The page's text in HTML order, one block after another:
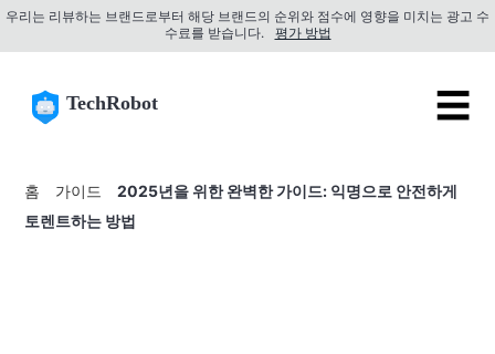
우리는 리뷰하는 브랜드로부터 해당 브랜드의 순위와 점수에 영향을 미치는 광고 수
수료를 받습니다.
평가 방법
TechRobot ☰
홈 가이드
2025년을 위한 완벽한 가이드: 익명으로 안전하게
토렌트하는 방법